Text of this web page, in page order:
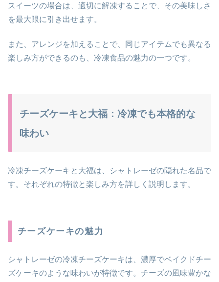
スイーツの場合は、適切に解凍することで、その美味しさ
を最大限に引き出せます。
また、アレンジを加えることで、同じアイテムでも異なる
楽しみ方ができるのも、冷凍食品の魅力の一つです。
チーズケーキと大福：冷凍でも本格的な
味わい
冷凍チーズケーキと大福は、シャトレーゼの隠れた名品で
す。それぞれの特徴と楽しみ方を詳しく説明します。
チーズケーキの魅力
シャトレーゼの冷凍チーズケーキは、濃厚でベイクドチー
ズケーキのような味わいが特徴です。チーズの風味豊かな